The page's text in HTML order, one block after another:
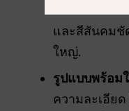
เพื่อเติมพิกเ
และสีสันคม
ใหญ่.
รูปแบบพร้อม
ความละเอียด